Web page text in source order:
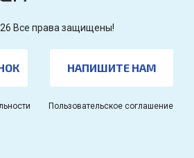
Все права защищены!
НАПИШИТЕ НАМ
Пользовательское соглашение